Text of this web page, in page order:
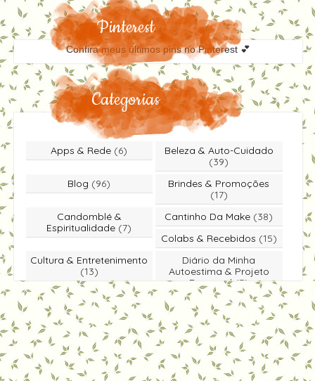
Pinterest
Confira meus últimos pins no Pinterest 💕
Categorias
Apps & Rede (6)
Beleza & Auto-Cuidado
(39)
Blog (96)
Brindes & Promoções
(17)
Candomblé &
Espiritualidade (7)
Cantinho Da Make (38)
Colabs & Recebidos (15)
Cultura & Entretenimento
(13)
Diário da Minha
Autoestima & Projeto
Rapunzel (3)
Dicas & Você Sabia
(49)
Educação & Literatura
(5)
Entrevista (1)
Especiais & Homenagens
(5)
Eventos & Passeios
Moda & Estilo (18)